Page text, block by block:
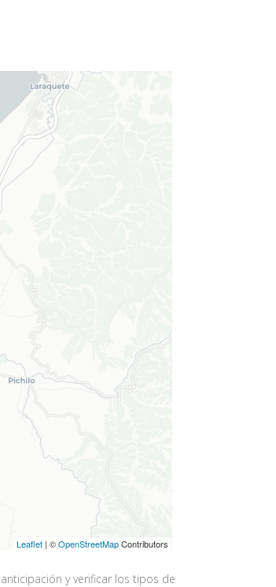
Leaflet | ©OpenStreetMapContributors
y verificar los tipos de